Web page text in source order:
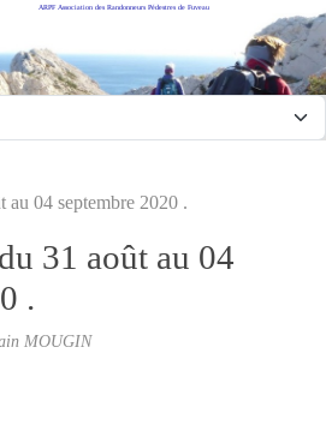
ARPF Association des Randonneurs Pédestres de Fuveau
au 04 septembre 2020 .
31 août au 04
.
MOUGIN